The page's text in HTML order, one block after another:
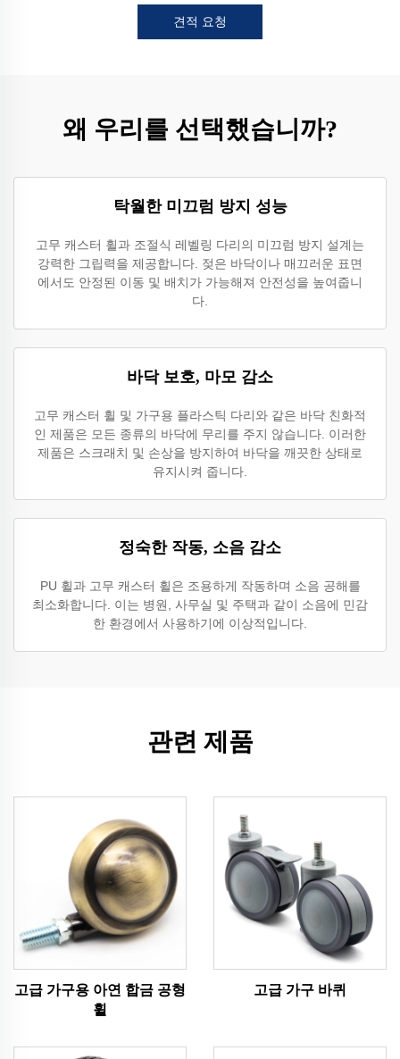
견적 요청
왜 우리를 선택했습니까?
탁월한 미끄럼 방지 성능
고무 캐스터 휠과 조절식 레벨링 다리의 미끄럼 방지 설계는
강력한 그립력을 제공합니다. 젖은 바닥이나 매끄러운 표면
에서도 안정된 이동 및 배치가 가능해져 안전성을 높여줍니
다.
바닥 보호, 마모 감소
고무 캐스터 휠 및 가구용 플라스틱 다리와 같은 바닥 친화적
인 제품은 모든 종류의 바닥에 무리를 주지 않습니다. 이러한
제품은 스크래치 및 손상을 방지하여 바닥을 깨끗한 상태로
유지시켜 줍니다.
정숙한 작동, 소음 감소
PU 휠과 고무 캐스터 휠은 조용하게 작동하며 소음 공해를
최소화합니다. 이는 병원, 사무실 및 주택과 같이 소음에 민감
한 환경에서 사용하기에 이상적입니다.
관련 제품
고급 가구용 아연 합금 공형
휠
고급 가구 바퀴